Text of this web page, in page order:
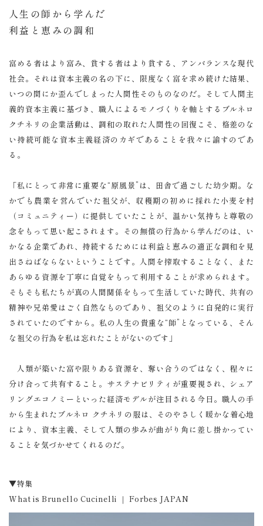
人生の師から学んだ
利益と恵みの調和
富める者はより富み、貧する者はより貧する、アンバランスな現代
社会。それは資本主義の名の下に、限度なく富を求め続けた結果、
いつの間にか歪んでしまった人間性そのものなのだ。そして人間主
義的資本主義に基づき、職人によるモノづくりを軸とするブルネロ
クチネリの企業活動は、調和の取れた人間性の回復こそ、格差のな
い持続可能な資本主義経済のカギであることを我々に諭すのであ
る。
「私にとって非常に重要な“原風景”は、田舎で過ごした幼少期。な
かでも農業を営んでいた祖父が、収穫期の初めに採れた小麦を村
（コミュニティー）に提供していたことが、温かい気持ちと尊敬の
念をもって思い起こされます。 その無償の行為から学んだのは、い
かなる企業であれ、持続するためには利益と恵みの適正な調和を見
出さねばならないということです。人間を搾取することなく、また
あらゆる資源を丁寧に自覚をもって利用することが求められます。
そもそも私たちが真の人間関係をもって生活していた時代、共有の
精神や兄弟愛はごく自然なものであり、祖父のように自発的に実行
されていたのですから。私の人生の貴重な“師”となっている、そん
な祖父の行為を私は忘れたことがないのです」
人類が築いた富や限りある資源を、奪い合うのではなく、程々に
分け合って共有すること。サステナビリティが重要視され、シェア
リングエコノミーといった経済モデルが注目される今日。職人の手
から生まれたブルネロ クチネリの服は、そのやさしく暖かな着心地
により、資本主義、そして人類の歩みが曲がり角に差し掛かってい
ることを気づかせてくれるのだ。
▼特集
What is Brunello Cucinelli ｜ Forbes JAPAN